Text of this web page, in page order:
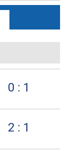
0 : 1
2 : 1